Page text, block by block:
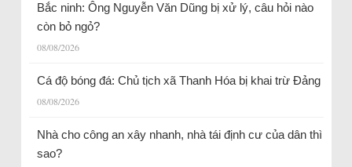
Bắc ninh: Ông Nguyễn Văn Dũng bị xử lý, câu hỏi nào
còn bỏ ngỏ?
08/08/2026
Cá độ bóng đá: Chủ tịch xã Thanh Hóa bị khai trừ Đảng
08/08/2026
Nhà cho công an xây nhanh, nhà tái định cư của dân thì
sao?